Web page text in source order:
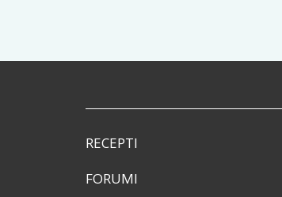
RECEPTI
FORUMI